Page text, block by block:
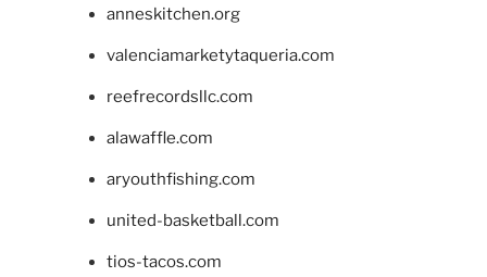
anneskitchen.org
valenciamarketytaqueria.com
reefrecordsllc.com
alawaffle.com
aryouthfishing.com
united-basketball.com
tios-tacos.com